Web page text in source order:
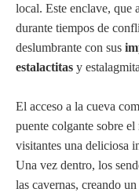
local. Este enclave, que
durante tiempos de
deslumbrante con sus
estalactitas y
El acceso a la cueva
puente colgante sobre
visitantes una deliciosa
Una vez dentro, los
las cavernas, creando